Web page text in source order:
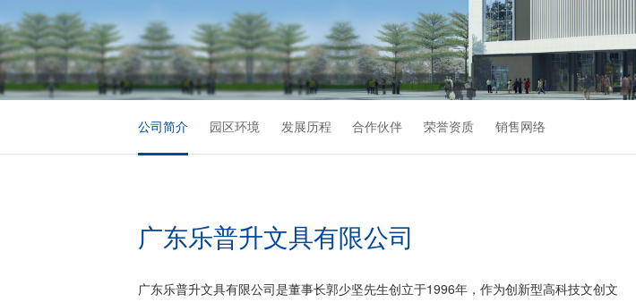
公司简介 园区环境 发展历程 合作伙伴 荣誉资质 销售网络
广东乐普升文具有限公司
广东乐普升文具有限公司是董事长郭少坚先生创立于1996年，作为创新型高科技文创文